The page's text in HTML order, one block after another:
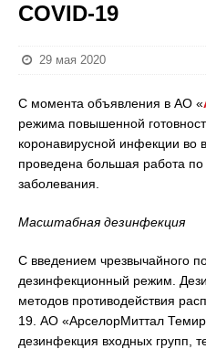
COVID-19
29 мая 2020
С момента объявления в АО «
режима повышенной
коронавирусной инфекции во
проведена большая работа по
заболевания.
Масштабная дезинфекция
С введением чрезвычайного
дезинфекционный режим.
методов противодействия
19. АО «АрселорМиттал
дезинфекция входных групп,